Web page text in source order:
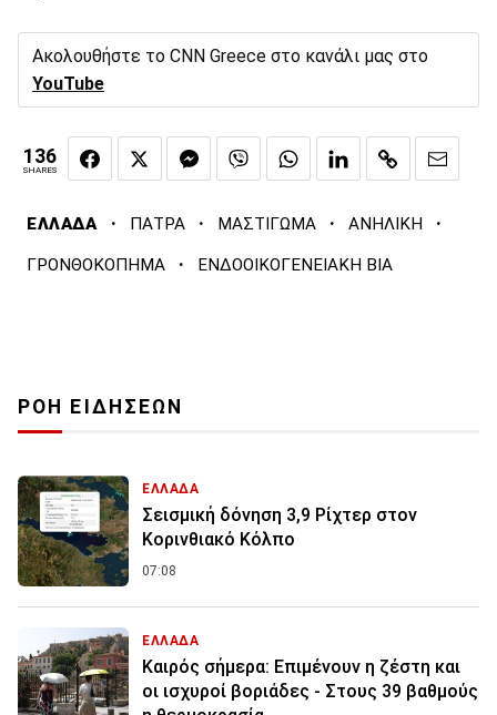
Ακολουθήστε το CNN Greece στο κανάλι μας στο
YouTube
136
SHARES
ΕΛΛΑΔΑ · ΠΑΤΡΑ · ΜΑΣΤΙΓΩΜΑ · ΑΝΗΛΙΚΗ ·
ΓΡΟΝΘΟΚΟΠΗΜΑ · ΕΝΔΟΟΙΚΟΓΕΝΕΙΑΚΗ ΒΙΑ
ΡΟΗ ΕΙΔΗΣΕΩΝ
ΕΛΛΑΔΑ
Σεισμική δόνηση 3,9 Ρίχτερ στον
Κορινθιακό Κόλπο
07:08
ΕΛΛΑΔΑ
Καιρός σήμερα: Επιμένουν η ζέστη και
οι ισχυροί βοριάδες - Στους 39 βαθμούς